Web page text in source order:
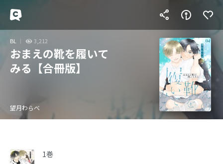
BL 3,212
おまえの靴を履いて
みる【合冊版】
望月わらべ
1巻